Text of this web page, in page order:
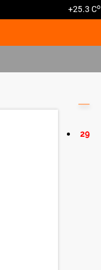
+25.3 Co
29